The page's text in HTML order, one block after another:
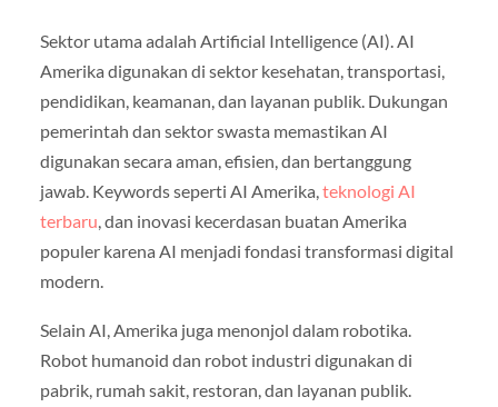
Sektor utama adalah Artificial Intelligence (AI). AI
Amerika digunakan di sektor kesehatan, transportasi,
pendidikan, keamanan, dan layanan publik. Dukungan
pemerintah dan sektor swasta memastikan AI
digunakan secara aman, efisien, dan bertanggung
jawab. Keywords seperti AI Amerika,teknologi AI
terbaru, dan inovasi kecerdasan buatan Amerika
populer karena AI menjadi fondasi transformasi digital
modern.
Selain AI, Amerika juga menonjol dalam robotika.
Robot humanoid dan robot industri digunakan di
pabrik, rumah sakit, restoran, dan layanan publik.